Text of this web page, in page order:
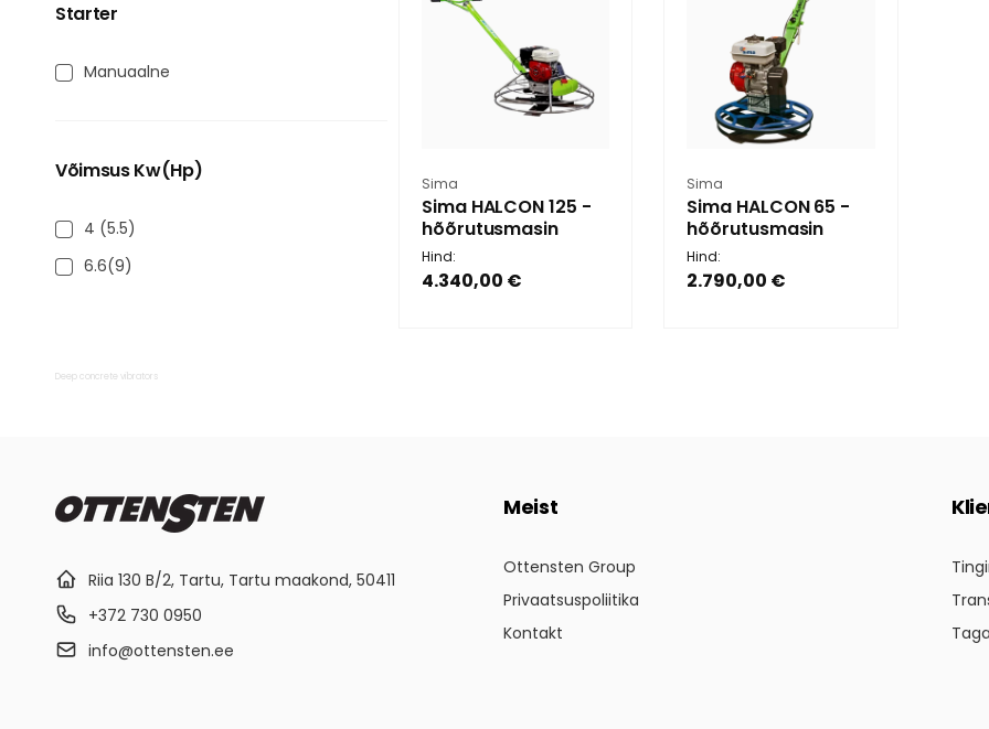
Starter
StarterManuaalne
Võimsus Kw(Hp)
Võimsus
Kw(Hp)
4 (5.5)
6.6(9)
Müüja:
Sima
Sima HALCON 125 -
hõõrutusmasin
Hind:
4.340,00 €
Müüja:
Sima
Sima HALCON 65 -
hõõrutusmasin
Hind:
2.790,00 €
Deep concrete vibrators
Riia 130 B/2, Tartu, Tartu maakond, 50411
+372 730 0950
info@ottensten.ee
Meist
Ottensten Group
Privaatsuspoliitika
Kontakt